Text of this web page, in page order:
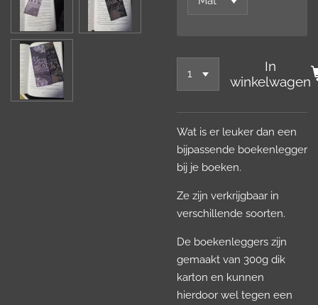
In
winkelwagen
Wat is er leuker dan een
bijpassende boekenlegger
bij je boeken.
Ze zijn verkrijgbaar in
verschillende soorten.
De boekenleggers zijn
gemaakt van 300g dik
karton en kunnen
hierdoor wel tegen een